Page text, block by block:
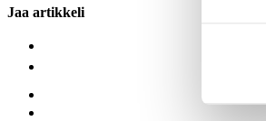
Jaa artikkeli